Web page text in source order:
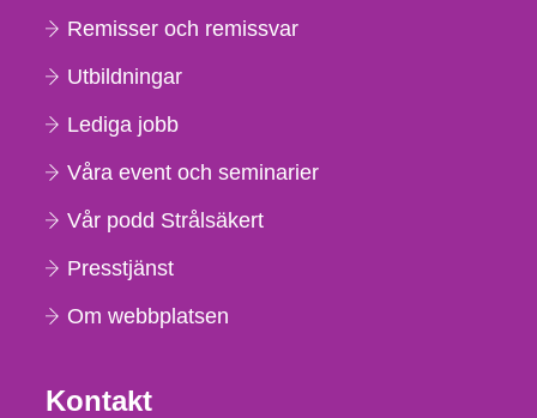
Remisser och remissvar
Utbildningar
Lediga jobb
Våra event och seminarier
Vår podd Strålsäkert
Presstjänst
Om webbplatsen
Kontakt